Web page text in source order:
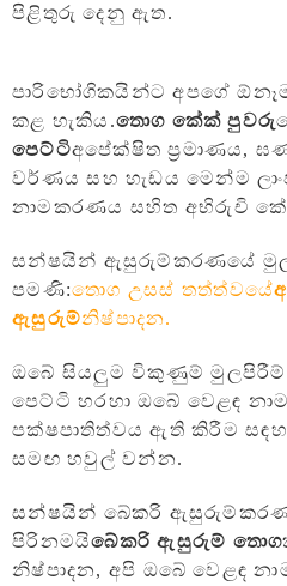
පිළිතුරු දෙනු ඇත.
පාරිභෝගිකයින්ට අපගේ
කළ හැකිය.තොග කේක් පුවරු
පෙට්ටිඅපේක්ෂිත ප්‍රමාණය,
වර්ණය සහ හැඩය මෙන්ම
නාමකරණය සහිත අභිරුචි
සන්ෂයින් ඇසුරුම්කරණයේ
පමණි:තොග උසස් තත්ත්වයේ
ඇසුරුම්නිෂ්පාදන.
ඔබේ සියලුම විකුණුම්
පෙට්ටි හරහා ඔබේ වෙළඳ
පක්ෂපාතිත්වය ඇති කිරීම සඳහා
සමඟ හවුල් වන්න.
සන්ෂයින් බේකරි
පිරිනමයිබේකරි ඇසුරුම් තොග
නිෂ්පාදන, අපි ඔබේ වෙළඳ